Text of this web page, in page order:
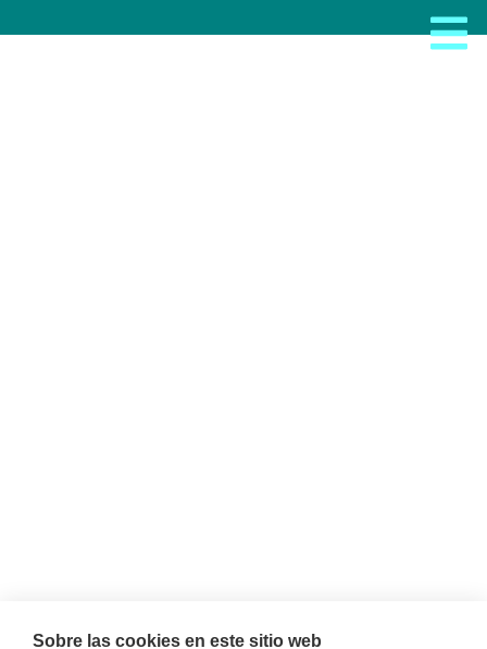
Sobre las cookies en este sitio web